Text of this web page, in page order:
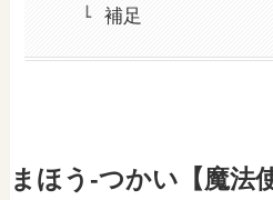
補足
まほう‐つかい【魔法